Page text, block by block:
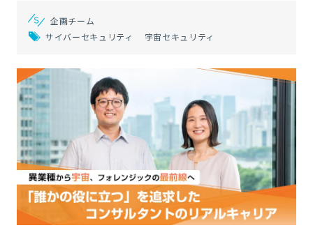
企画チーム
サイバーセキュリティ
宇宙セキュリティ